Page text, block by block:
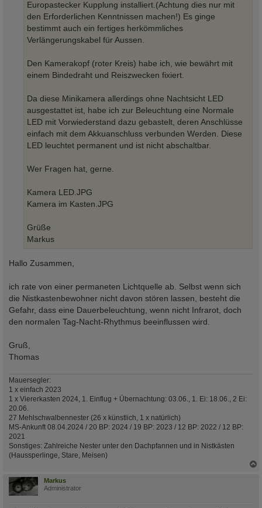
Europastecker Kupplung installiert.(Achtung dies nur mit
den Erforderlichen Kenntnissen machen!) Es ginge
bestimmt auch ein fertiges herkömmliches
Verlängerungskabel für Aussen.
Den Kamerakopf (roter Kreis) habe ich, wie bewährt mit
einem Bindedraht und Reiszwecken fixiert.
Da diese Minikamera allerdings ohne Nachtsicht LED
ausgestattet ist, habe ich zur Beleuchtung eine Normale
LED mit Vorwiederstand dazu gebastelt, deren Anschlüsse
einfach mit dem Akkuanschluss verbunden Werden. Diese
LED leuchtet permanent und ist nicht abschaltbar.
Wer Fragen hat, gerne.
Kamera LED.JPG
Kamera im Kasten.JPG
Grüße
Markus
Hallo Zusammen,
ich rate von einer permaneten Lichtquelle ab. Selbst wenn sich
die Nistkastenbewohner nicht davon stören lassen, besteht die
Gefahr, dass eine Dauerbeleuchtung, wenn nicht Infrarot, doch
den normalen Tag-Nacht-Rhythmus beeinflussen wird.
Gruß,
Thomas
Mauersegler:
1 x einfach 2023
1 x Viererkasten 2024, 1. Einflug + Übernachtung: 03.06., 1. Ei: 18.06., 2 Ei:
20.06.
27 Mehlschwalbennester (26 x künstlich, 1 x natürlich)
MS-Ankunft 08.04.2024 / 20 BP: 2024 / 19 BP: 2023 / 12 BP: 2022 / 12 BP:
2021
Sonstiges: Zahlreiche Nester unter den Dachpfannen und in Nistkästen
(Haussperlinge, Stare, Meisen)
Markus
Administrator